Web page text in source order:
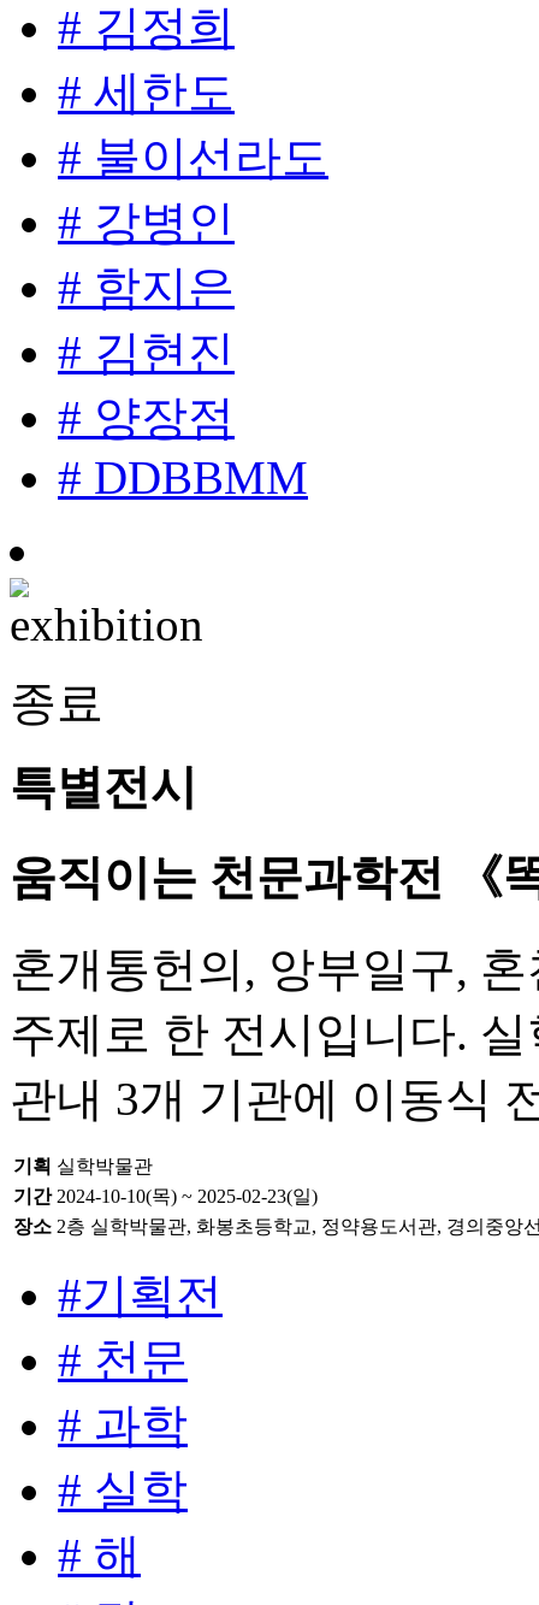
# 김정희
# 세한도
# 불이선라도
# 강병인
# 함지은
# 김현진
# 양장점
# DDBBMM
종료
특별전시
움직이는 천문과학전 《
혼개통헌의, 앙부일구,
주제로 한 전시입니다.
관내 3개 기관에 이동식
기획 실학박물관
기간 2024-10-10(목) ~ 2025-02-23(일)
장소 2층 실학박물관, 화봉초등학교, 정약용도서관, 경의중앙
#기획전
# 천문
# 과학
# 실학
# 해